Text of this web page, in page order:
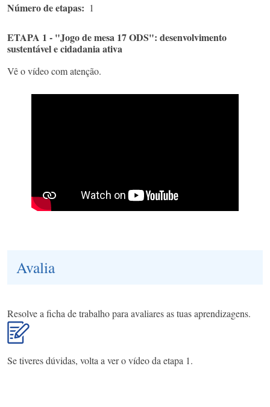
Número de etapas 1
ETAPA 1 - "Jogo de mesa 17 ODS": desenvolvimento
sustentável e cidadania ativa
Vê o vídeo com atenção.
Avalia
Resolve a ficha de trabalho para avaliares as tuas aprendizagens.
Se tiveres dúvidas, volta a ver o vídeo da etapa 1.